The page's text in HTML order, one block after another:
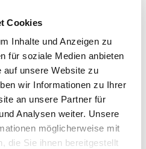
Cookies
Inhalte und Anzeigen zu
für soziale Medien anbieten
auf unsere Website zu
wir Informationen zu Ihrer
an unsere Partner für
Analysen weiter. Unsere
möglicherweise mit
die Sie ihnen bereitgestellt
Sichou Bettwäsche Seide